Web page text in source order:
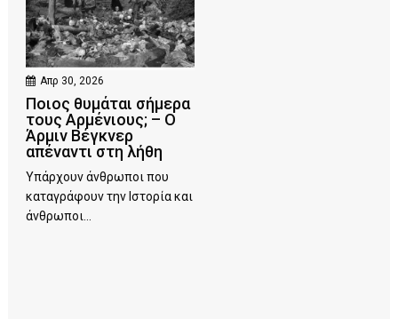
Απρ 30, 2026
Ποιος θυμάται σήμερα
τους Αρμένιους; – Ο
Άρμιν Βέγκνερ
απέναντι στη λήθη
Υπάρχουν άνθρωποι που
καταγράφουν την Ιστορία και
άνθρωποι...